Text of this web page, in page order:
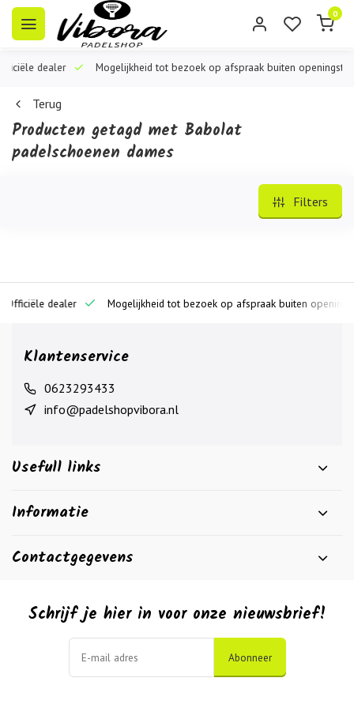
0
dealer Mogelijkheid tot bezoek op afspraak buiten openingstijden
Terug
Producten getagd met Babolat
padelschoenen dames
Filters
dealer Mogelijkheid tot bezoek op afspraak buiten
Klantenservice
0623293433
info@padelshopvibora.nl
Usefull links
Informatie
Contactgegevens
Schrijf je hier in voor onze nieuwsbrief!
Abonneer